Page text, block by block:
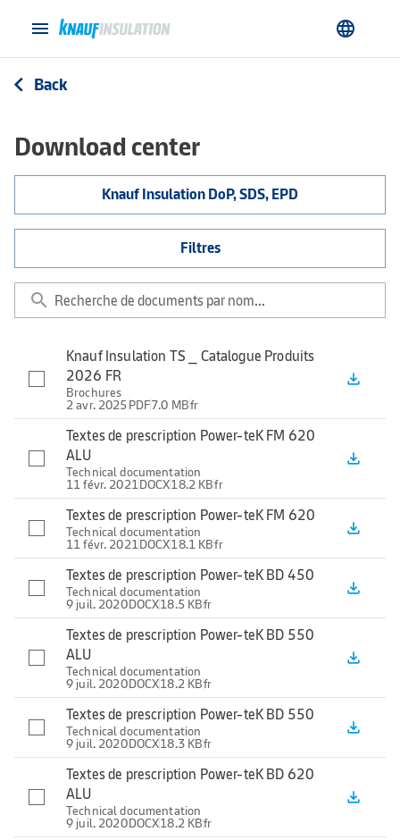
menu language
arrow_back_ios Back
Download center
Knauf Insulation DoP, SDS, EPD
Filtres
search
Knauf Insulation TS _ Catalogue Produits
2026 FR
Brochures
2 avr. 2025 PDF7.0 MBfr
file_download
Textes de prescription Power-teK FM 620
ALU
Technical documentation
11 févr. 2021DOCX18.2 KBfr
file_download
Textes de prescription Power-teK FM 620
Technical documentation
11 févr. 2021DOCX18.1 KBfr
file_download
Textes de prescription Power-teK BD 450
Technical documentation
9 juil. 2020DOCX18.5 KBfr
file_download
Textes de prescription Power-teK BD 550
ALU
Technical documentation
9 juil. 2020DOCX18.2 KBfr
file_download
Textes de prescription Power-teK BD 550
Technical documentation
9 juil. 2020DOCX18.3 KBfr
file_download
Textes de prescription Power-teK BD 620
ALU
Technical documentation
9 juil. 2020DOCX18.2 KBfr
file_download